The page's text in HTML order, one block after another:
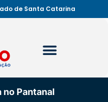
de Santa Catarina
Pantanal